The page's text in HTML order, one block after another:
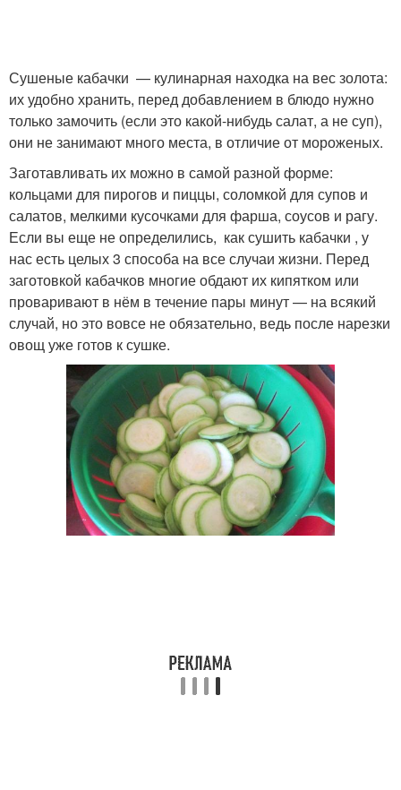
Сушеные кабачки — кулинарная находка на вес золота:
их удобно хранить, перед добавлением в блюдо нужно
только замочить (если это какой-нибудь салат, а не суп),
они не занимают много места, в отличие от мороженых.
Заготавливать их можно в самой разной форме:
кольцами для пирогов и пиццы, соломкой для супов и
салатов, мелкими кусочками для фарша, соусов и рагу.
Если вы еще не определились, как сушить кабачки , у
нас есть целых 3 способа на все случаи жизни. Перед
заготовкой кабачков многие обдают их кипятком или
проваривают в нём в течение пары минут — на всякий
случай, но это вовсе не обязательно, ведь после нарезки
овощ уже готов к сушке.